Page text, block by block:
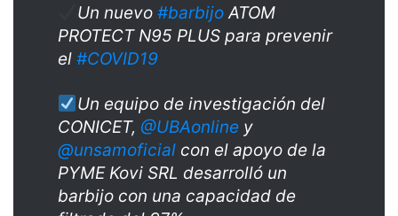
Un nuevo #barbijoATOM
PROTECT N95 PLUS para prevenir
el #COVID19
Un equipo de investigación del
CONICET, @UBAonline y
@unsamoficial con el apoyo de la
PYME Kovi SRL desarrolló un
barbijo con una capacidad de